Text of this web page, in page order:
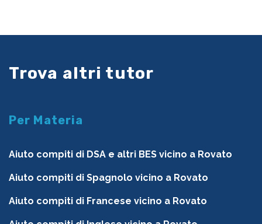
Trova altri tutor
Per Materia
Aiuto compiti di DSA e altri BES vicino a Rovato
Aiuto compiti di Spagnolo vicino a Rovato
Aiuto compiti di Francese vicino a Rovato